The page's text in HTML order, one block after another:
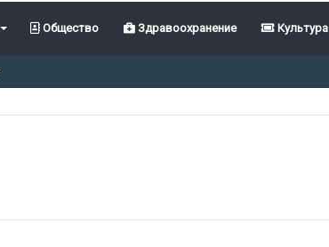
Общество Здравоохранение Культура